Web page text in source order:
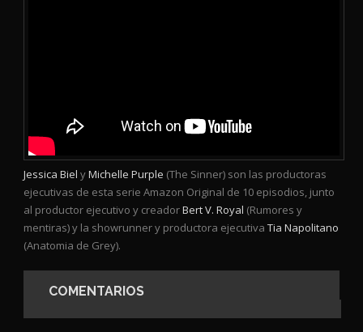
Jessica Biel yMichelle Purple (The Sinner) son las productoras
ejecutivas de esta serie Amazon Original de 10 episodios, junto
al productor ejecutivo y creadorBert V. Royal (Rumores y
mentiras) y la showrunner y productora ejecutiva Tia Napolitano
(Anatomia de Grey).
COMENTARIOS